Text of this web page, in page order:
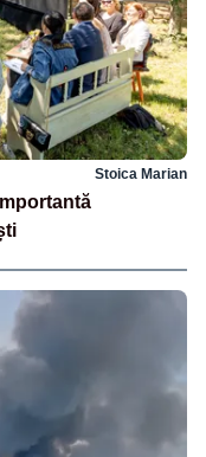
Stoica Marian